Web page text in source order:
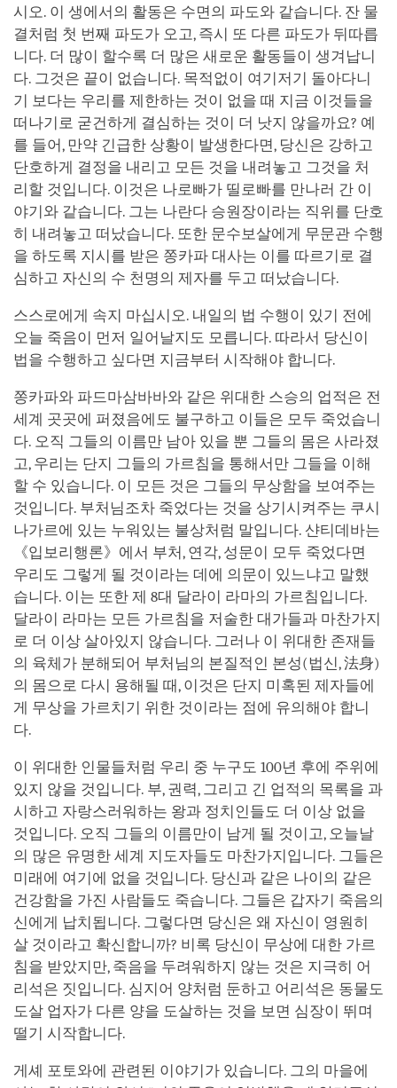
시오. 이 생에서의 활동은 수면의 파도와 같습니다. 잔 물
결처럼 첫 번째 파도가 오고, 즉시 또 다른 파도가 뒤따릅
니다. 더 많이 할수록 더 많은 새로운 활동들이 생겨납니
다. 그것은 끝이 없습니다. 목적없이 여기저기 돌아다니
기 보다는 우리를 제한하는 것이 없을 때 지금 이것들을
떠나기로 굳건하게 결심하는 것이 더 낫지 않을까요? 예
를 들어, 만약 긴급한 상황이 발생한다면, 당신은 강하고
단호하게 결정을 내리고 모든 것을 내려놓고 그것을 처
리할 것입니다. 이것은 나로빠가 띨로빠를 만나러 간 이
야기와 같습니다. 그는 나란다 승원장이라는 직위를 단호
히 내려놓고 떠났습니다. 또한 문수보살에게 무문관 수행
을 하도록 지시를 받은 쫑카파 대사는 이를 따르기로 결
심하고 자신의 수 천명의 제자를 두고 떠났습니다.
스스로에게 속지 마십시오. 내일의 법 수행이 있기 전에
오늘 죽음이 먼저 일어날지도 모릅니다. 따라서 당신이
법을 수행하고 싶다면 지금부터 시작해야 합니다.
쫑카파와 파드마삼바바와 같은 위대한 스승의 업적은 전
세계 곳곳에 퍼졌음에도 불구하고 이들은 모두 죽었습니
다. 오직 그들의 이름만 남아 있을 뿐 그들의 몸은 사라졌
고, 우리는 단지 그들의 가르침을 통해서만 그들을 이해
할 수 있습니다. 이 모든 것은 그들의 무상함을 보여주는
것입니다. 부처님조차 죽었다는 것을 상기시켜주는 쿠시
나가르에 있는 누워있는 불상처럼 말입니다. 샨티데바는
《입보리행론》에서 부처, 연각, 성문이 모두 죽었다면
우리도 그렇게 될 것이라는 데에 의문이 있느냐고 말했
습니다. 이는 또한 제 8대 달라이 라마의 가르침입니다.
달라이 라마는 모든 가르침을 저술한 대가들과 마찬가지
로 더 이상 살아있지 않습니다. 그러나 이 위대한 존재들
의 육체가 분해되어 부처님의 본질적인 본성(법신, 法身)
의 몸으로 다시 용해될 때, 이것은 단지 미혹된 제자들에
게 무상을 가르치기 위한 것이라는 점에 유의해야 합니
다.
이 위대한 인물들처럼 우리 중 누구도 100년 후에 주위에
있지 않을 것입니다. 부, 권력, 그리고 긴 업적의 목록을 과
시하고 자랑스러워하는 왕과 정치인들도 더 이상 없을
것입니다. 오직 그들의 이름만이 남게 될 것이고, 오늘날
의 많은 유명한 세계 지도자들도 마찬가지입니다. 그들은
미래에 여기에 없을 것입니다. 당신과 같은 나이의 같은
건강함을 가진 사람들도 죽습니다. 그들은 갑자기 죽음의
신에게 납치됩니다. 그렇다면 당신은 왜 자신이 영원히
살 것이라고 확신합니까? 비록 당신이 무상에 대한 가르
침을 받았지만, 죽음을 두려워하지 않는 것은 지극히 어
리석은 짓입니다. 심지어 양처럼 둔하고 어리석은 동물도
도살 업자가 다른 양을 도살하는 것을 보면 심장이 뛰며
떨기 시작합니다.
게셰 포토와에 관련된 이야기가 있습니다. 그의 마을에